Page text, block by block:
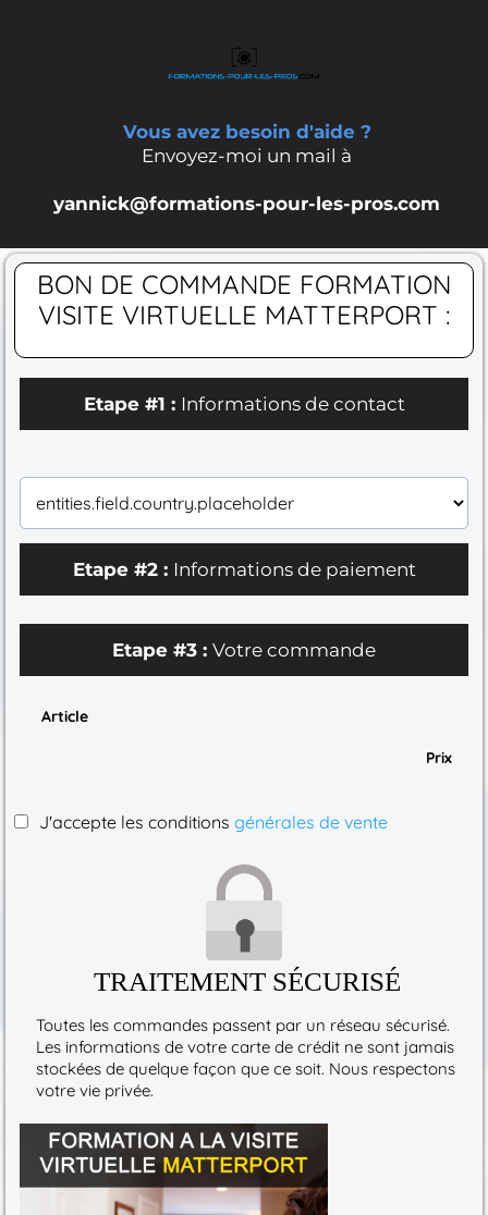
Vous avez besoin d'aide ?
Envoyez-moi un mail à
yannick@formations-pour-les-pros.com
BON DE COMMANDE FORMATION
VISITE VIRTUELLE MATTERPORT :
Etape #1 : Informations de contact
Etape #2 : Informations de paiement
Etape #3 : Votre commande
Article
Prix
J'accepte les conditions générales de vente
TRAITEMENT SÉCURISÉ
Toutes les commandes passent par un réseau sécurisé.
Les informations de votre carte de crédit ne sont jamais
stockées de quelque façon que ce soit. Nous respectons
votre vie privée.